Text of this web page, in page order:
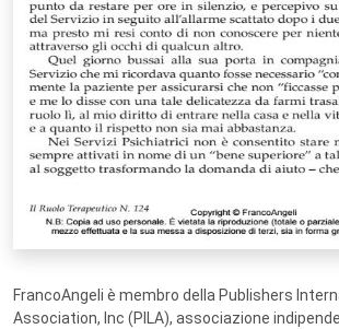
FrancoAngeli è membro della Publishers
Association, Inc (PILA), associazione